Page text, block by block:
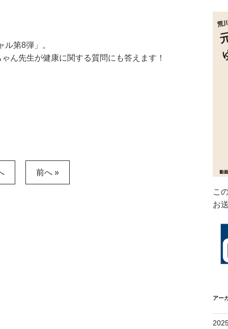
第8弾」。
ん先生が健康に関する質問にも答えます！
前へ »
こ
お
アー